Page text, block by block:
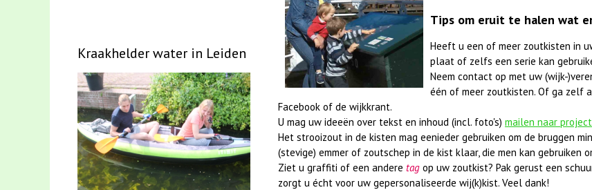
Tips om eruit te halen wat
Heeft u een of meer zoutkisten in
plaat of zelfs een serie kan
Neem contact op met uw (wijk-
één of meer zoutkisten. Of ga zelf
Facebook of de wijkkrant.
U mag uw ideeën over tekst en inhoud (incl. foto's) mailen naar
Het strooizout in de kisten mag eenieder gebruiken om de bruggen
(stevige) emmer of zoutschep in de kist klaar, die men kan gebruiken
Ziet u graffiti of een andere tag op uw zoutkist? Pak gerust een
zorgt u écht voor uw gepersonaliseerde wij(k)kist. Veel dank!
Kraakhelder water in Leiden